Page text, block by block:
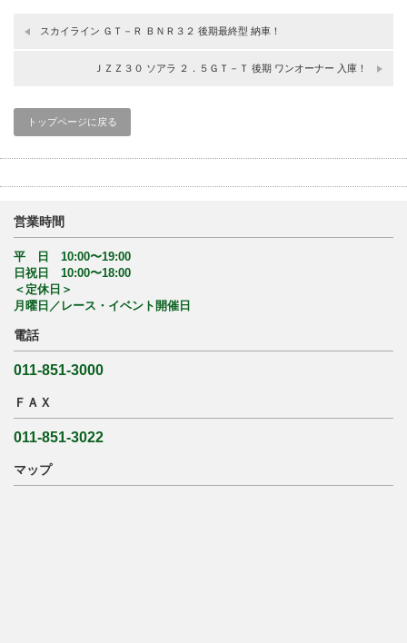
スカイライン ＧＴ－Ｒ ＢＮＲ３２ 後期最終型 納車！
ＪＺＺ３０ ソアラ ２．５ＧＴ－Ｔ 後期 ワンオーナー 入庫！
トップページに戻る
営業時間
平 日 10:00〜19:00
日祝日 10:00〜18:00
＜定休日＞
月曜日／レース・イベント開催日
電話
011-851-3000
ＦＡＸ
011-851-3022
マップ